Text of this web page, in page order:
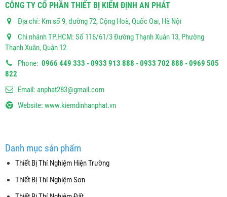
CÔNG TY CỔ PHẦN THIẾT BỊ KIỂM ĐỊNH AN PHÁT
Địa chỉ: Km số 9, đường 72, Cộng Hoà, Quốc Oai, Hà Nội
Chi nhánh TP.HCM: Số 116/61/3 Đường Thạnh Xuân 13, Phường
Thạnh Xuân, Quận 12
Phone: 0966 449 333 - 0933 913 888 - 0933 702 888 - 0969 505
822
Email: anphat283@gmail.com
Website: www.kiemdinhanphat.vn
Danh mục sản phẩm
Thiết Bị Thí Nghiệm Hiện Trường
Thiết Bị Thí Nghiệm Sơn